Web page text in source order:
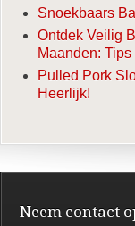
Snoekbaars
Ontdek Veilig
Maanden:
Pulled Pork
Heerlijk!
Neem contact